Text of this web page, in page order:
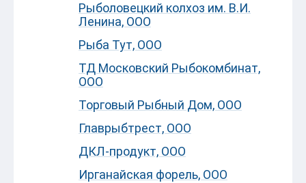
Рыболовецкий колхоз им. В.И.
Ленина, ООО
Рыба Тут, ООО
ТД Московский Рыбокомбинат,
ООО
Торговый Рыбный Дом, ООО
Главрыбтрест, ООО
ДКЛ-продукт, ООО
Ирганайская форель, ООО